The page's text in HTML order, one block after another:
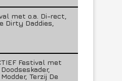
met o.a. Di-rect,
Dirty Daddies,
Festival met
Terzij De